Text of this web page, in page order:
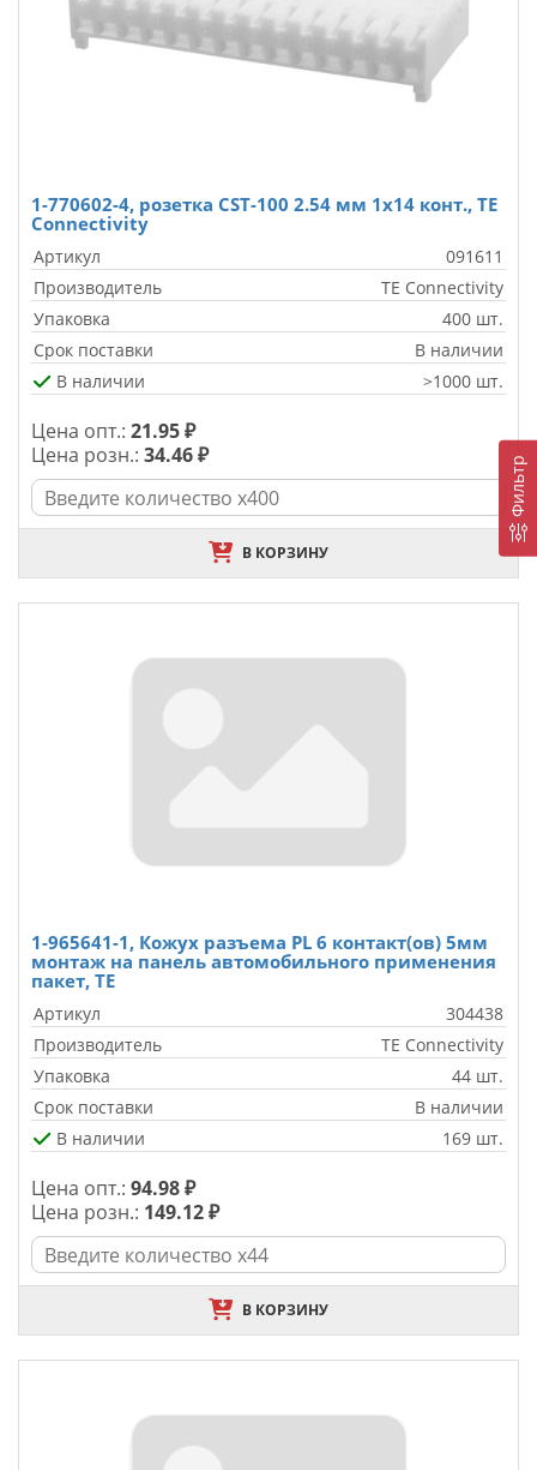
Фильтр
1-770602-4, розетка CST-100 2.54 мм 1х14 конт., TE
Connectivity
Артикул
091611
Производитель
TE Connectivity
Упаковка
400 шт.
Срок поставки
В наличии
В наличии
>1000 шт.
Цена опт.: 21.95 ₽
Цена розн.: 34.46 ₽
В КОРЗИНУ
1-965641-1, Кожух разъема PL 6 контакт(ов) 5мм
монтаж на панель автомобильного применения
пакет, TE
Артикул
304438
Производитель
TE Connectivity
Упаковка
44 шт.
Срок поставки
В наличии
В наличии
169 шт.
Цена опт.: 94.98 ₽
Цена розн.: 149.12 ₽
В КОРЗИНУ